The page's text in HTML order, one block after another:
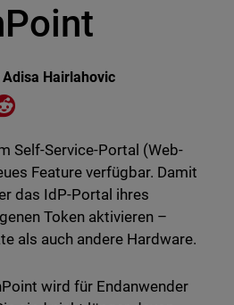
Adisa Hairlahovic
on X
Share on Reddit
Self-Service-Portal (Web-
Feature verfügbar. Damit
das IdP-Portal ihres
Token aktivieren –
als auch andere Hardware.
wird für Endanwender